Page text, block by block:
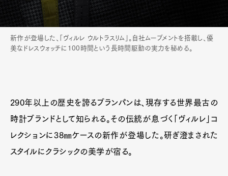
新作が登場した、「ヴィルレ ウルトラスリム」。自社ムーブメントを搭載し、優
美なドレスウォッチに100時間という長時間駆動の実力を秘める。
290年以上の歴史を誇るブランパンは、現存する世界最古の
時計ブランドとして知られる。その伝統が息づく「ヴィルレ」コ
レクションに38㎜ケースの新作が登場した。研ぎ澄まされた
スタイルにクラシックの美学が宿る。